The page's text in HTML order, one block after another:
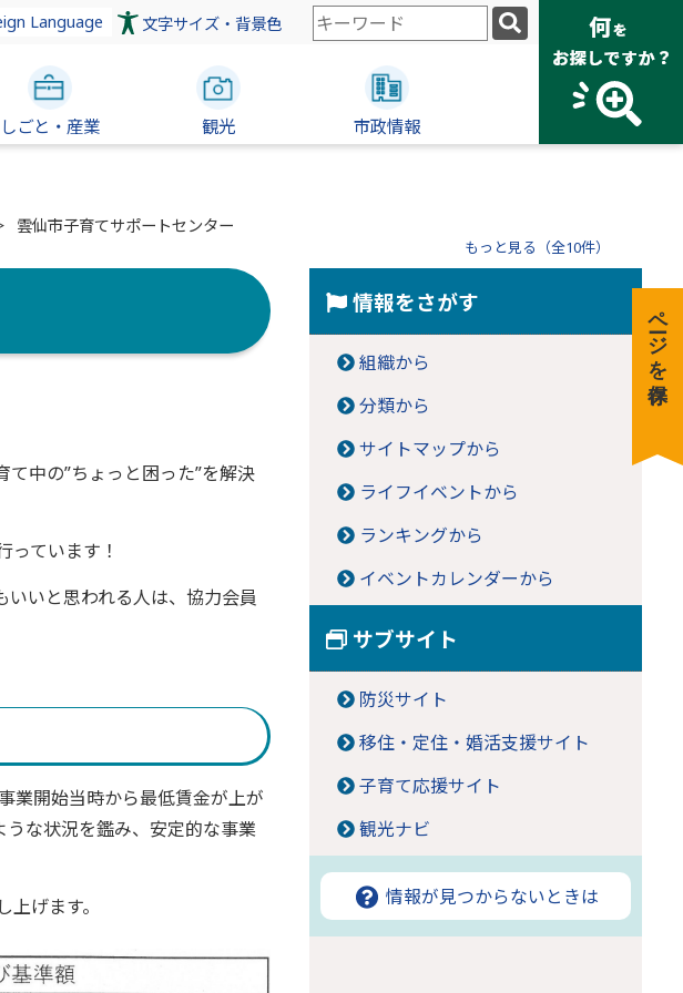
Language 文字サイズ・背景色
検
索
ー
しごと・産業 観光 市政情報
雲仙市子育てサポートセンター
もっと見る（全10件）
中の”ちょっと困った”を解決
ています！
いと思われる人は、協力会員
業開始当時から最低賃金が上が
な状況を鑑み、安定的な事業
げます。
情報をさがす
組織から
分類から
サイトマップから
ライフイベントから
ランキングから
イベントカレンダーから
サブサイト
防災サイト
移住・定住・婚活支援サイト
子育て応援サイト
観光ナビ
情報が見つからないときは
ページを保存